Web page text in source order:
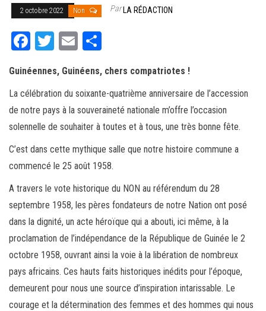
2 octobre 2022 Non ParLA RÉDACTION
Fa
bo
ok
T
tt
er
E
ail ag
er
Guinéennes, Guinéens, chers compatriotes !
La célébration du soixante-quatrième anniversaire de l’accession
de notre pays à la souveraineté nationale m’offre l’occasion
solennelle de souhaiter à toutes et à tous, une très bonne fête.
C’est dans cette mythique salle que notre histoire commune a
commencé le 25 août 1958.
A travers le vote historique du NON au référendum du 28
septembre 1958, les pères fondateurs de notre Nation ont posé
dans la dignité, un acte héroïque qui a abouti, ici même, à la
proclamation de l’indépendance de la République de Guinée le 2
octobre 1958, ouvrant ainsi la voie à la libération de nombreux
pays africains. Ces hauts faits historiques inédits pour l’époque,
demeurent pour nous une source d’inspiration intarissable. Le
courage et la détermination des femmes et des hommes qui nous